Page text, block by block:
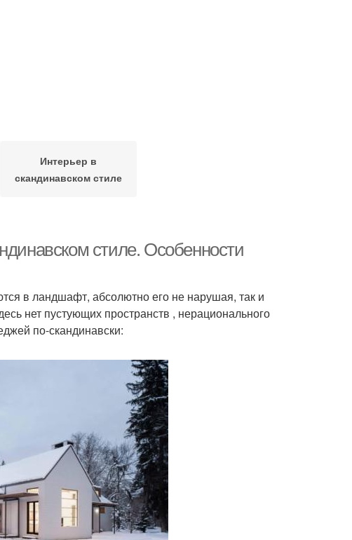
Интерьер в
скандинавском стиле
стиле. Особенности
в ландшафт, абсолютно его не нарушая, так и
нет пустующих пространств , нерационального
по-скандинавски: